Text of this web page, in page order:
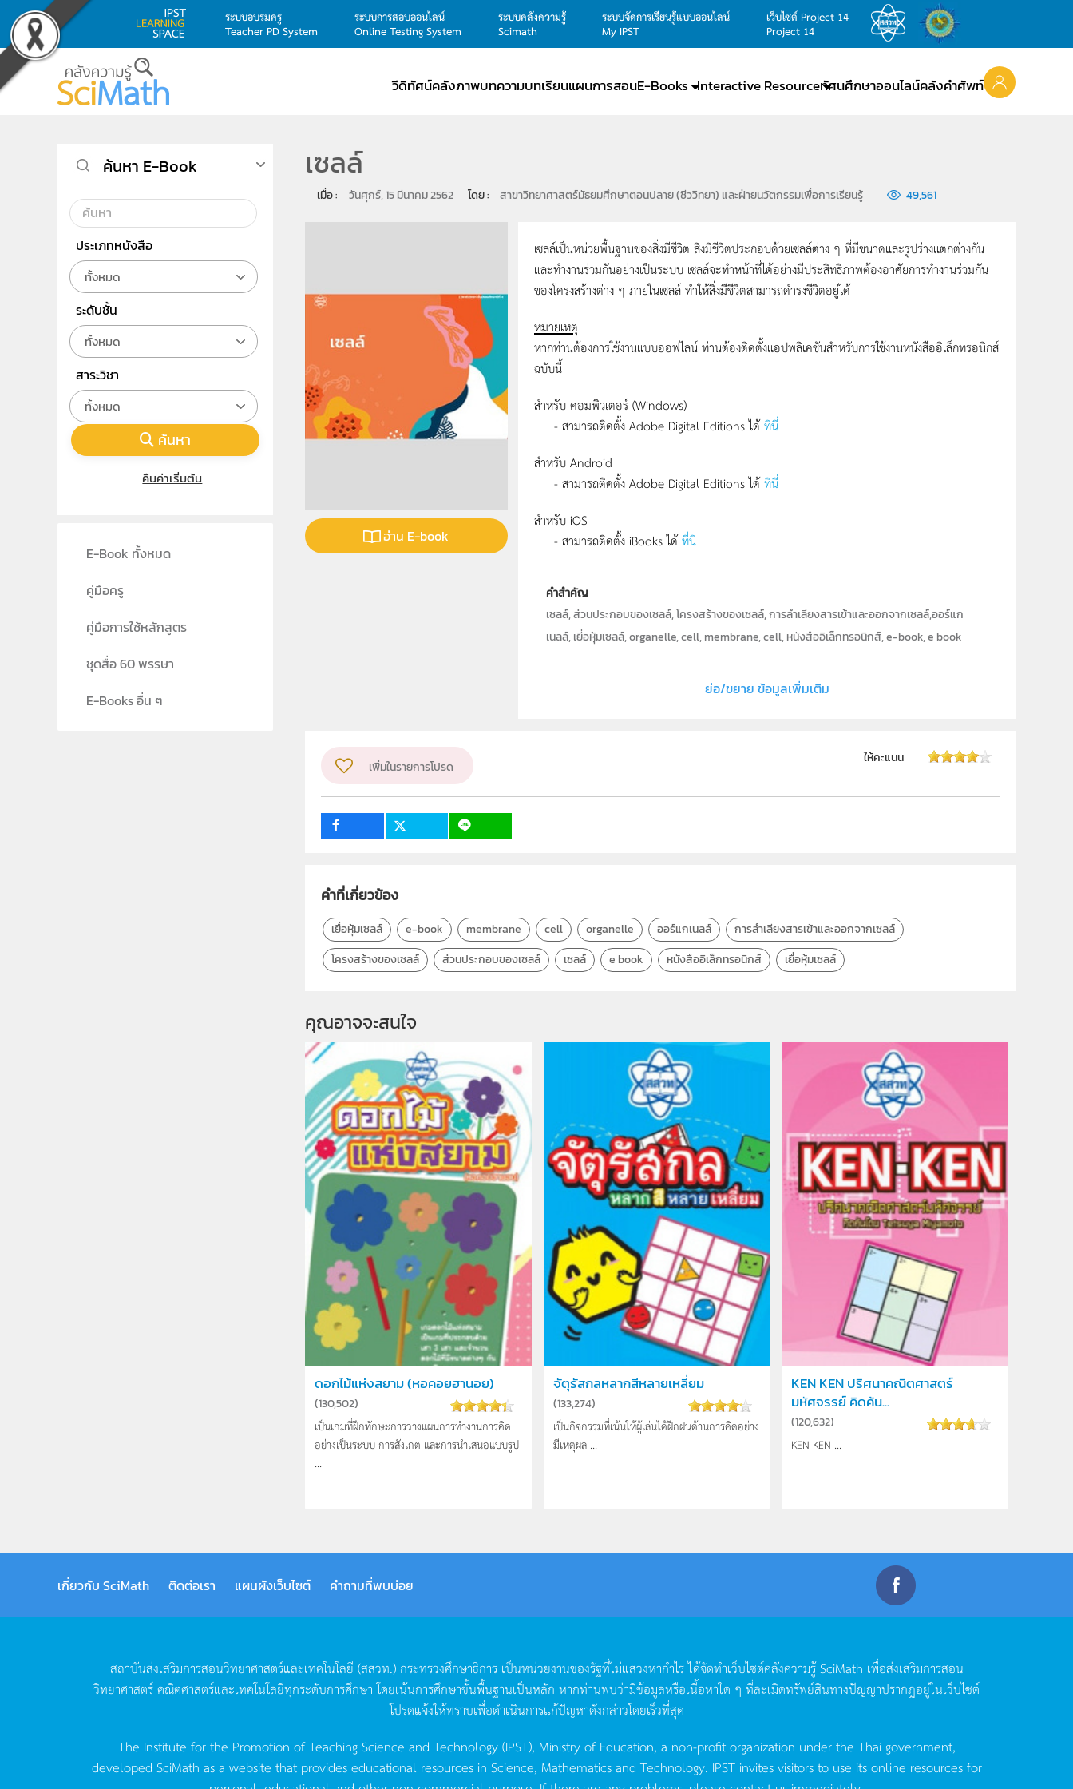
Skip to main content
ระบบอบรมครู
Teacher PD System
ระบบการสอบออนไลน์
Online Testing System
ระบบคลังความรู้
Scimath
ระบบจัดการเรียนรู้แบบออนไลน์
My IPST
เว็บไซต์ Project 14
Project 14
วีดิทัศน์คลังภาพบทความบทเรียนแผนการสอนE-Books Interactive Resourceทัศนศึกษาออนไลน์คลังคำศัพท์
เซลล์
เมื่อ : วันศุกร์, 15 มีนาคม 2562 โดย : สาขาวิทยาศาสตร์มัธยมศึกษาตอนปลาย (ชีววิทยา) และฝ่ายนวัตกรรมเพื่อการเรียนรู้ 49,561
อ่าน E-book
เซลล์เป็นหน่วยพื้นฐานของสิ่งมีชีวิต สิ่งมีชีวิตประกอบด้วยเซลล์ต่าง ๆ ที่มีขนาดและรูปร่างแตกต่างกัน
และทำงานร่วมกันอย่างเป็นระบบ เซลล์จะทำหน้าที่ได้อย่างมีประสิทธิภาพต้องอาศัยการทำงานร่วมกัน
ของโครงสร้างต่าง ๆ ภายในเซลล์ ทำให้สิ่งมีชีวิตสามารถดำรงชีวิตอยู่ได้
หมายเหตุ
หากท่านต้องการใช้งานแบบออฟไลน์ ท่านต้องติดตั้งแอปพลิเคชันสำหรับการใช้งานหนังสืออิเล็กทรอนิกส์
ฉบับนี้
สำหรับ คอมพิวเตอร์ (Windows)
- สามารถติดตั้ง Adobe Digital Editions ได้ที่นี่
สำหรับ Android
- สามารถติดตั้ง Adobe Digital Editions ได้ที่นี่
สำหรับ iOS
- สามารถติดตั้ง iBooks ได้ที่นี่
คำสำคัญ
เซลล์, ส่วนประกอบของเซลล์, โครงสร้างของเซลล์, การลำเลียงสารเข้าและออกจากเซลล์,ออร์แก
เนลล์, เยื่อหุ้มเซลล์, organelle, cell, membrane, cell, หนังสืออิเล็กทรอนิกส์, e-book, e book
สถาบันส่งเสริมการสอนวิทยาศาสตร์และเทคโนโลยี (สสวท.)
สาขาวิทยาศาสตร์มัธยมศึกษาตอนปลาย (ชีววิทยา) และฝ่ายนวัตกรรมเพื่อการเรียนรู้
ย่อ/ขยาย ข้อมูลเพิ่มเติม
เพิ่มในรายการโปรด
ให้คะแนน
คำที่เกี่ยวข้อง
เยื่อหุ้มเซลล์ e-book membrane cell organelle ออร์แกเนลล์
การลำเลียงสารเข้าและออกจากเซลล์
โครงสร้างของเซลล์
ส่วนประกอบของเซลล์ เซลล์ e book หนังสืออิเล็กทรอนิกส์ เยื่อหุ้มเซลล์
คุณอาจจะสนใจ
ดอกไม้แห่งสยาม (หอคอยฮานอย)
(130,502)
เป็นเกมที่ฝึกทักษะการวางแผนการทำงานการคิด
อย่างเป็นระบบ การสังเกต และการนำเสนอแบบรูป
...
จัตุรัสกลหลากสีหลายเหลี่ยม
(133,274)
เป็นกิจกรรมที่เน้นให้ผู้เล่นได้ฝึกฝนด้านการคิดอย่าง
มีเหตุผล ...
KEN KEN ปริศนาคณิตศาสตร์
มหัศจรรย์ คิดค้น...
(120,632)
KEN KEN ...
ค้นหา E-Book
ประเภทหนังสือ
ทั้งหมด
ระดับชั้น
ทั้งหมด
สาระวิชา
ทั้งหมด
ค้นหา
คืนค่าเริ่มต้น
E-Book ทั้งหมด
คู่มือครู
คู่มือการใช้หลักสูตร
ชุดสื่อ 60 พรรษา
E-Books อื่น ๆ
เกี่ยวกับ SciMath ติดต่อเรา แผนผังเว็บไซต์ คำถามที่พบบ่อย
สถาบันส่งเสริมการสอนวิทยาศาสตร์และเทคโนโลยี (สสวท.) กระทรวงศึกษาธิการ เป็นหน่วยงานของรัฐที่ไม่แสวงหากำไรได้จัดทำเว็บไซต์คลังความรู้SciMath เพื่อส่งเสริมการสอน
วิทยาศาสตร์คณิตศาสตร์และเทคโนโลยีทุกระดับการศึกษา โดยเน้นการศึกษาขั้นพื้นฐานเป็นหลัก หากท่านพบว่ามีข้อมูลหรือเนื้อหาใด ๆ ที่ละเมิดทรัพย์สินทางปัญญาปรากฏอยู่ในเว็บไซต์
โปรดแจ้งให้ทราบเพื่อดำเนินการแก้ปัญหาดังกล่าวโดยเร็วที่สุด
The Institute for the Promotion of Teaching Science and Technology (IPST), Ministry of Education, a non-profit organization under the Thai government,
developed SciMath as a website that provides educational resources in Science, Mathematics and Technology. IPST invites visitors to use its online resources for